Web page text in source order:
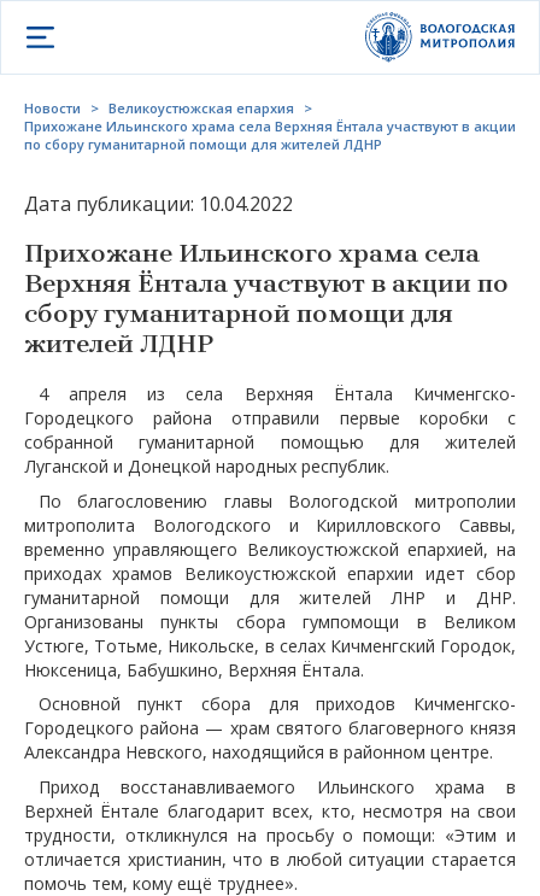
Открыть меню
Новости > Великоустюжская епархия
>
Прихожане Ильинского храма села Верхняя Ёнтала участвуют в акции
по сбору гуманитарной помощи для жителей ЛДНР
Дата публикации: 10.04.2022
Прихожане Ильинского храма села
Верхняя Ёнтала участвуют в акции по
сбору гуманитарной помощи для
жителей ЛДНР
4 апреля из села Верхняя Ёнтала Кичменгско-
Городецкого района отправили первые коробки с
собранной гуманитарной помощью для жителей
Луганской и Донецкой народных республик.
По благословению главы Вологодской митрополии
митрополита Вологодского и Кирилловского Саввы,
временно управляющего Великоустюжской епархией, на
приходах храмов Великоустюжской епархии идет сбор
гуманитарной помощи для жителей ЛНР и ДНР.
Организованы пункты сбора гумпомощи в Великом
Устюге, Тотьме, Никольске, в селах Кичменгский Городок,
Нюксеница, Бабушкино, Верхняя Ёнтала.
Основной пункт сбора для приходов Кичменгско-
Городецкого района — храм святого благоверного князя
Александра Невского, находящийся в районном центре.
Приход восстанавливаемого Ильинского храма в
Верхней Ёнтале благодарит всех, кто, несмотря на свои
трудности, откликнулся на просьбу о помощи: «Этим и
отличается христианин, что в любой ситуации старается
помочь тем, кому ещё труднее».